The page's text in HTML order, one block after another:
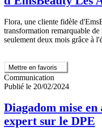
Flora, une cliente fidèle
transformation remarquable de
seulement deux mois grâce à
Mettre en favoris
Communication
Publié le 20/02/2024
Diagadom mise
expert sur le DPE